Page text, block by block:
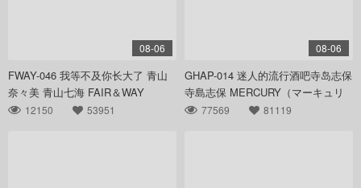
08-06
FWAY-046 我等不及你长大了 青山
奈々美 青山七海 FAIR＆WAY
12150 53951
08-06
GHAP-014 迷人的流行酒吧寺岛志保
寺島志保 MERCURY（マーキュリ
ー）77569 81119